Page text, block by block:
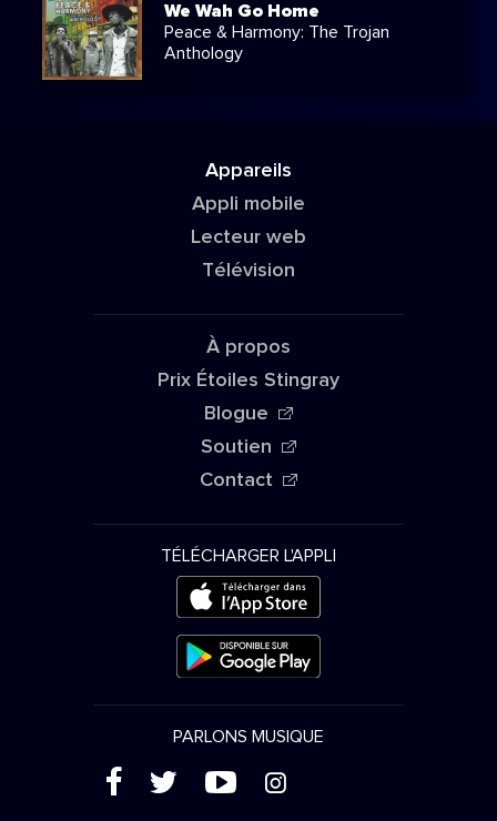
We Wah Go Home
Peace & Harmony: The Trojan
Anthology
Appareils
Appli mobile
Lecteur web
Télévision
À propos
Prix Étoiles Stingray
Blogue
Soutien
Contact
TÉLÉCHARGER L'APPLI
PARLONS MUSIQUE
( ' + &